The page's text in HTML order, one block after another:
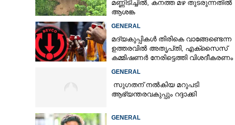
മണ്ണിടിച്ചിൽ, കനത്ത മഴ തുടരുന്നതിൽ
ആശങ്ക
GENERAL
മദ്യകുപ്പികൾ തിരികെ വാങ്ങേണ്ടെന്ന
ഉത്തരവിൽ അതൃപ്‌തി, എക്‌സൈസ്
കമ്മിഷണർ നേരിട്ടെത്തി വിശദീകരണം
GENERAL
സുഗതന് നൽകിയ മറുപടി
ആഭ്യന്തരവകുപ്പും റദ്ദാക്കി
GENERAL